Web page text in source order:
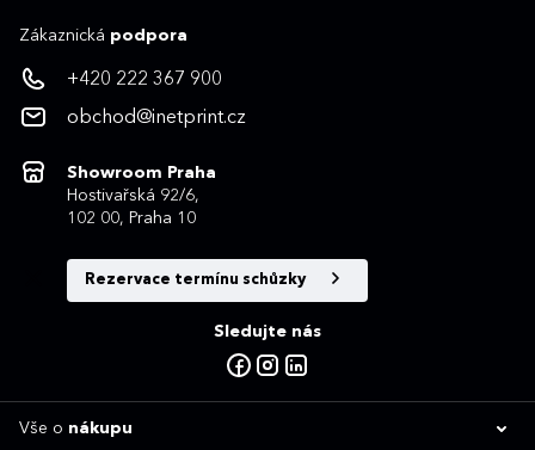
Zákaznická podpora
+420 222 367 900
obchod@inetprint.cz
Showroom Praha
Hostivařská 92/6,
102 00, Praha 10
Rezervace termínu schůzky
Sledujte nás
Vše o nákupu